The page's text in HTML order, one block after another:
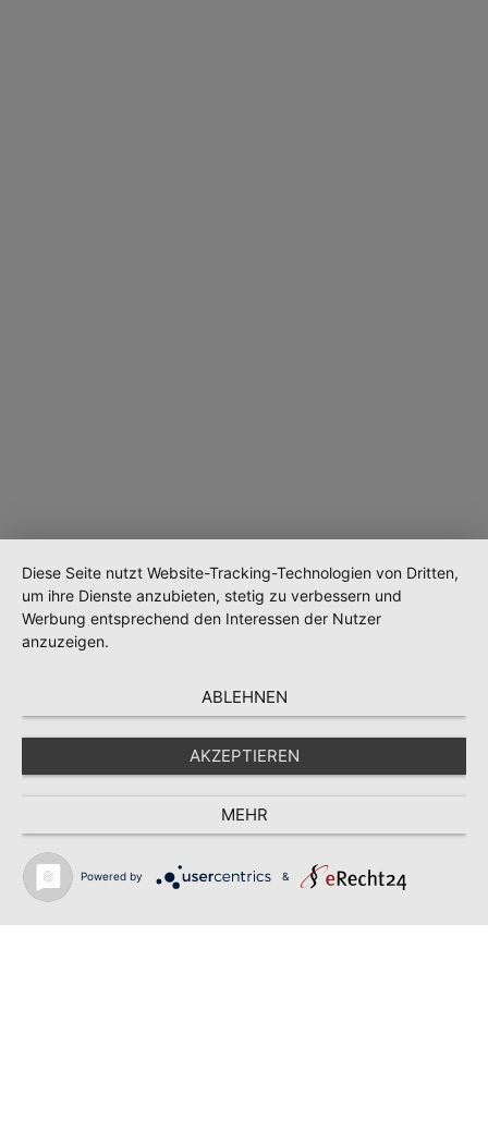
Wird geladen …
Diese Seite nutzt Website-Tracking-Technologien von Dritten,
um ihre Dienste anzubieten, stetig zu verbessern und
Werbung entsprechend den Interessen der Nutzer
anzuzeigen.
ABLEHNEN
AKZEPTIEREN
MEHR
Powered by &